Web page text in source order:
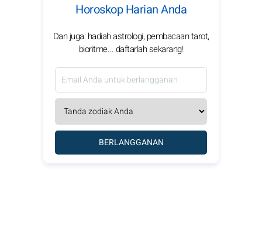
Horoskop Harian Anda
Dan juga: hadiah astrologi, pembacaan tarot,
bioritme... daftarlah sekarang!
BERLANGGANAN